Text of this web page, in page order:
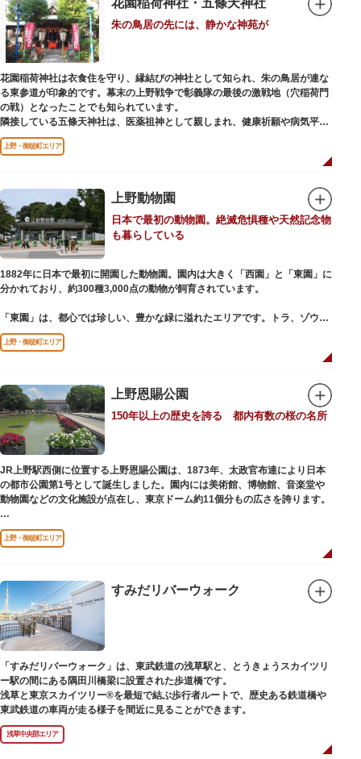
ご本尊である辯才天は、音楽と芸能の守り神として広く信仰され、
「辯”財”天」とも書くことから、金運上昇といったご利益もあると言われて
います。辯才天は琵琶を持った姿で知られていますが、不忍池辯天堂の辯才
天は、8本の腕に煩悩を破壊する武器をお持ちになっている「八臂辯才天
（はっぴべんざいてん）」。9月に行われる「巳成金（みなるかね）大祭」
で目にすることができます。
不忍池辯天堂には、豊臣秀吉公が大切にしていたという伝説のある、谷中七
福神とは別の「大黒天」も祀られています。
朱の鳥居の先には、静かな神苑が
花園稲荷神社は衣食住を守り、縁結びの神社として知られ、朱の鳥居が連な
る東参道が印象的です。幕末の上野戦争で彰義隊の最後の激戦地（穴稲荷門
の戦）となったことでも知られています。
隣接している五條天神社は、医薬祖神として親しまれ、健康祈願や病気平癒
祈願の参拝者が多く、相殿には菅原道真公も祀られています。
境内がつながっており、まるでひとつの神社かのように並んで鎮座していま
すが、それぞれ別々の由緒の独立した神社です。どちらの御朱印も五條天神
参拝は6:00～17:00（御朱印の授与は9:00～17:00）
上野・御徒町エリア
上野動物園
日本で最初の動物園。絶滅危惧種や天然記念物
も暮らしている
1882年に日本で最初に開園した動物園。園内は大きく「西園」と「東園」に
分かれており、約300種3,000点の動物が飼育されています。
「東園」は、都心では珍しい、豊かな緑に溢れたエリアです。トラ、ゾウな
どが住む森エリアや、ホッキョクグマやアザラシが住む海エリアでは、水浴
びなど迫力あるシーンが目撃できることもあります。国指定重要文化財の
一方「西園」は、蓮の名所としても知られる風光明媚な「不忍池」のほとり
に位置する区域。キリンやサイなどの人気動物をはじめ、アイアイや“動か
ない鳥”として話題のハシビロコウなどユニークな種も見られます。
子ども動物園「すてっぷ」では、小動物を間近で観察することを通じて、命
の大切さや生きものの魅力が学べる体験プログラムが実施されています。
歩き疲れたり、お腹が空いてきたら、園内にいくつかあるフードショップで
休憩しましょう。それぞれのお店で、動物たちをモチーフにした可愛いフー
も必見です。
上野・御徒町エリア
上野恩賜公園
150年以上の歴史を誇る 都内有数の桜の名所
JR上野駅西側に位置する上野恩賜公園は、1873年、太政官布達により日本
の都市公園第1号として誕生しました。園内には美術館、博物館、音楽堂や
動物園などの文化施設が点在し、東京ドーム約11個分もの広さを誇ります。
ソメイヨシノやヤマザクラなど約1,200本の桜が植えられた園内は、桜の名
所としても有名。シーズンにはライトアップされた夜桜が一層風情を添え、
例年延べ330万人近い人出となります。不忍池（しのばずのいけ）は江戸時
ので、バードウォッチングを楽しむ人の姿も見られるスポットです。
美術館や博物館で国内外の芸術作品や文化・自然科学に触れたり、歴史の薫
りを感じながら史跡巡りを楽しんではいかがでしょうか。1日では見てまわ
りきれないほどの魅力にあふれた公園です。
上野・御徒町エリア
すみだリバーウォーク
「すみだリバーウォーク」は、東武鉄道の浅草駅と、とうきょうスカイツリ
ー駅の間にある隅田川橋梁に設置された歩道橋です。
浅草と東京スカイツリー®を最短で結ぶ歩行者ルートで、歴史ある鉄道橋や
東武鉄道の車両が走る様子を間近に見ることができます。
浅草中央部エリア